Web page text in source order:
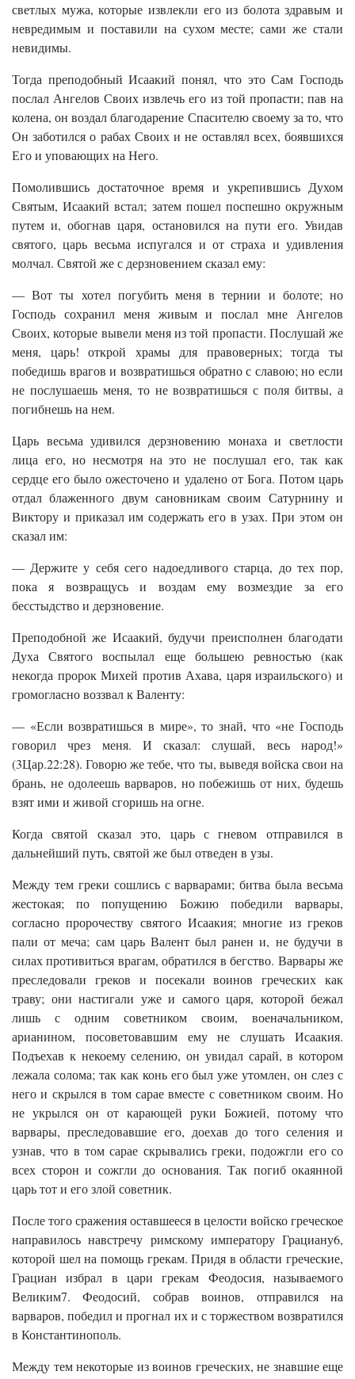
светлых мужа, которые извлекли его из болота здравым и
невредимым и поставили на сухом месте; сами же стали
невидимы.
Тогда преподобный Исаакий понял, что это Сам Господь
послал Ангелов Своих извлечь его из той пропасти; пав на
колена, он воздал благодарение Спасителю своему за то, что
Он заботился о рабах Своих и не оставлял всех, боявшихся
Его и уповающих на Него.
Помолившись достаточное время и укрепившись Духом
Святым, Исаакий встал; затем пошел поспешно окружным
путем и, обогнав царя, остановился на пути его. Увидав
святого, царь весьма испугался и от страха и удивления
молчал. Святой же с дерзновением сказал ему:
— Вот ты хотел погубить меня в тернии и болоте; но
Господь сохранил меня живым и послал мне Ангелов
Своих, которые вывели меня из той пропасти. Послушай же
меня, царь! открой храмы для правоверных; тогда ты
победишь врагов и возвратишься обратно с славою; но если
не послушаешь меня, то не возвратишься с поля битвы, а
погибнешь на нем.
Царь весьма удивился дерзновению монаха и светлости
лица его, но несмотря на это не послушал его, так как
сердце его было ожесточено и удалено от Бога. Потом царь
отдал блаженного двум сановникам своим Сатурнину и
Виктору и приказал им содержать его в узах. При этом он
сказал им:
— Держите у себя сего надоедливого старца, до тех пор,
пока я возвращусь и воздам ему возмездие за его
бесстыдство и дерзновение.
Преподобной же Исаакий, будучи преисполнен благодати
Духа Святого воспылал еще большею ревностью (как
некогда пророк Михей против Ахава, царя израильского) и
громогласно воззвал к Валенту:
— «Если возвратишься в мире», то знай, что «не Господь
говорил чрез меня. И сказал: слушай, весь народ!»
(3Цар.22:28). Говорю же тебе, что ты, выведя войска свои на
брань, не одолеешь варваров, но побежишь от них, будешь
взят ими и живой сгоришь на огне.
Когда святой сказал это, царь с гневом отправился в
дальнейший путь, святой же был отведен в узы.
Между тем греки сошлись с варварами; битва была весьма
жестокая; по попущению Божию победили варвары,
согласно пророчеству святого Исаакия; многие из греков
пали от меча; сам царь Валент был ранен и, не будучи в
силах противиться врагам, обратился в бегство. Варвары же
преследовали греков и посекали воинов греческих как
траву; они настигали уже и самого царя, которой бежал
лишь с одним советником своим, военачальником,
арианином, посоветовавшим ему не слушать Исаакия.
Подъехав к некоему селению, он увидал сарай, в котором
лежала солома; так как конь его был уже утомлен, он слез с
него и скрылся в том сарае вместе с советником своим. Но
не укрылся он от карающей руки Божией, потому что
варвары, преследовавшие его, доехав до того селения и
узнав, что в том сарае скрывались греки, подожгли его со
всех сторон и сожгли до основания. Так погиб окаянной
царь тот и его злой советник.
После того сражения оставшееся в целости войско греческое
направилось навстречу римскому императору Грациану6,
которой шел на помощь грекам. Придя в области греческие,
Грациан избрал в цари грекам Феодосия, называемого
Великим7. Феодосий, собрав воинов, отправился на
варваров, победил и прогнал их и с торжеством возвратился
в Константинополь.
Между тем некоторые из воинов греческих, не знавшие еще